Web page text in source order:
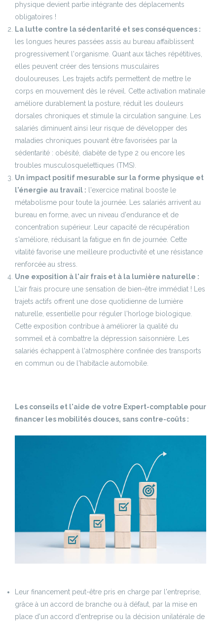
physique devient partie intégrante des déplacements
obligatoires !
La lutte contre la sédentarité et ses conséquences :
les longues heures passées assis au bureau affaiblissent
progressivement l'organisme. Quant aux tâches répétitives,
elles peuvent créer des tensions musculaires
douloureuses. Les trajets actifs permettent de mettre le
corps en mouvement dès le réveil. Cette activation matinale
améliore durablement la posture, réduit les douleurs
dorsales chroniques et stimule la circulation sanguine. Les
salariés diminuent ainsi leur risque de développer des
maladies chroniques pouvant être favorisées par la
sédentarité : obésité, diabète de type 2 ou encore les
troubles musculosquelettiques (TMS).
Un impact positif mesurable sur la forme physique et
l'énergie au travail : l'exercice matinal booste le
métabolisme pour toute la journée. Les salariés arrivent au
bureau en forme, avec un niveau d'endurance et de
concentration supérieur. Leur capacité de récupération
s'améliore, réduisant la fatigue en fin de journée. Cette
vitalité favorise une meilleure productivité et une résistance
renforcée au stress.
Une exposition à l'air frais et à la lumière naturelle :
L'air frais procure une sensation de bien-être immédiat ! Les
trajets actifs offrent une dose quotidienne de lumière
naturelle, essentielle pour réguler l'horloge biologique.
Cette exposition contribue à améliorer la qualité du
sommeil et à combattre la dépression saisonnière. Les
salariés échappent à l'atmosphère confinée des transports
en commun ou de l'habitacle automobile.
Les conseils et l'aide de votre Expert-comptable pour
financer les mobilités douces, sans contre-coûts :
Leur financement peut-être pris en charge par l'entreprise,
grâce à un accord de branche ou à défaut, par la mise en
place d'un accord d'entreprise ou la décision unilatérale de